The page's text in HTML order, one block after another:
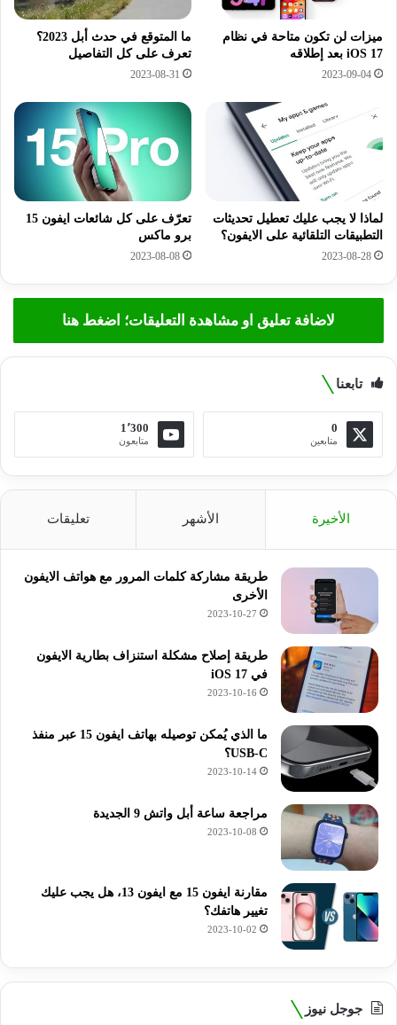
ميزات لن تكون متاحة في نظام
iOS 17 بعد إطلاقه
2023-09-04
ما المتوقع في حدث أبل 2023؟
تعرف على كل التفاصيل
2023-08-31
لماذا لا يجب عليك تعطيل تحديثات
التطبيقات التلقائية على الايفون؟
2023-08-28
تعرّف على كل شائعات ايفون 15
برو ماكس
2023-08-08
لاضافة تعليق او مشاهدة التعليقات؛ اضغط هنا
تابعنا
0
متابعين
1٬300
متابعون
الأخيرة الأشهر تعليقات
طريقة مشاركة كلمات المرور مع هواتف الايفون
الأخرى
2023-10-27
طريقة إصلاح مشكلة استنزاف بطارية الايفون
في iOS 17
2023-10-16
ما الذي يُمكن توصيله بهاتف ايفون 15 عبر منفذ
USB-C؟
2023-10-14
مراجعة ساعة أبل واتش 9 الجديدة
2023-10-08
مقارنة ايفون 15 مع ايفون 13، هل يجب عليك
تغيير هاتفك؟
2023-10-02
جوجل نيوز